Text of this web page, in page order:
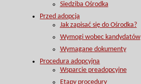
Siedziba Ośrodka
Przed adopcją
Jak zapisać się do Ośrodka?
Wymogi wobec kandydatów
Wymagane dokumenty
Procedura adopcyjna
Wsparcie preadopcyjne
Etapy procedury